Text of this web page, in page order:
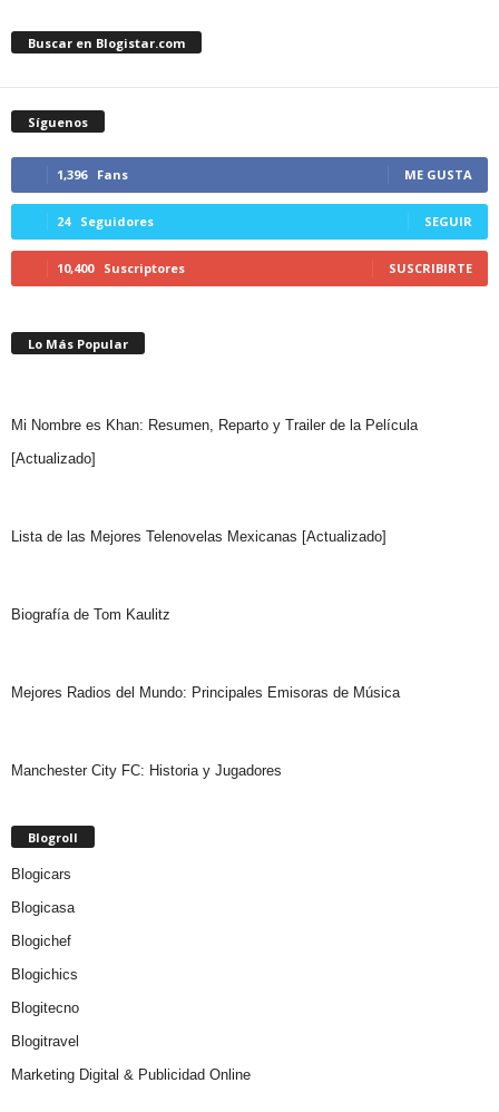
Buscar en Blogistar.com
Síguenos
1,396 Fans ME GUSTA
24 Seguidores SEGUIR
10,400 Suscriptores SUSCRIBIRTE
Lo Más Popular
Mi Nombre es Khan: Resumen, Reparto y Trailer de la Película
[Actualizado]
Lista de las Mejores Telenovelas Mexicanas [Actualizado]
Biografía de Tom Kaulitz
Mejores Radios del Mundo: Principales Emisoras de Música
Manchester City FC: Historia y Jugadores
Blogroll
Blogicars
Blogicasa
Blogichef
Blogichics
Blogitecno
Blogitravel
Marketing Digital & Publicidad Online